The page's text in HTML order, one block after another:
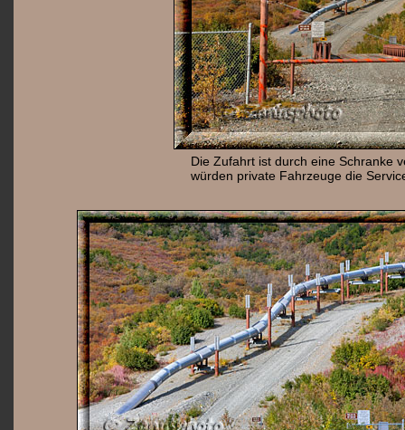
Die Zufahrt ist durch eine Schranke
würden private Fahrzeuge die